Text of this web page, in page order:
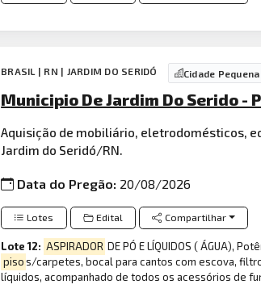
BRASIL | RN | JARDIM DO SERIDÓ Cidade Pequena
Municipio De Jardim Do Serido -
Aquisição de mobiliário, eletrodomésticos,
Jardim do Seridó/RN.
Data do Pregão: 20/08/2026
Lotes Edital Compartilhar
Lote 12: ASPIRADOR DE PÓ E LÍQUIDOS ( ÁGUA),
pisos/carpetes, bocal para cantos com escova,
líquidos, acompanhado de todos os acessórios de